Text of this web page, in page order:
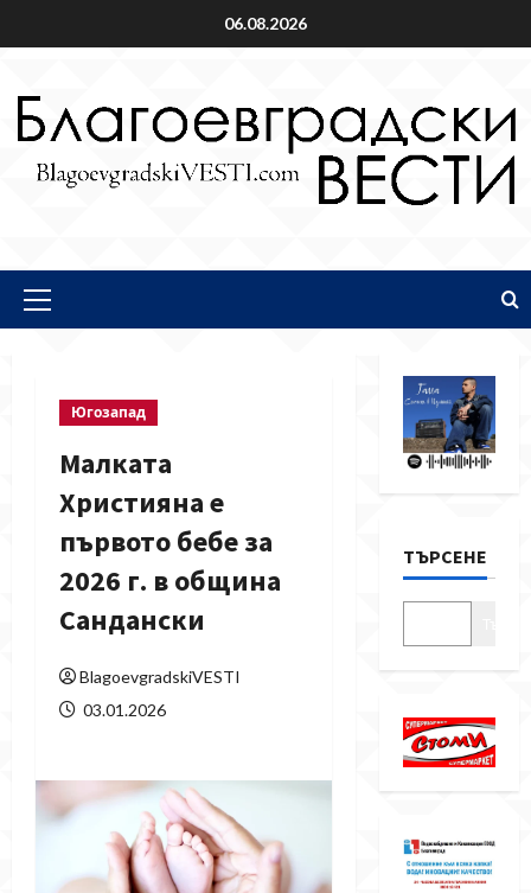
to
06.08.2026
Primary
Югозапад
Малката
Християна е
първото бебе за
2026 г. в община
Сандански
BlagoevgradskiVESTI
03.01.2026
ТЪРСЕНЕ